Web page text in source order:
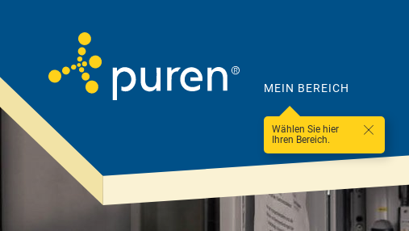
MEIN BEREICH
Wählen Sie hier
Ihren Bereich.
Darum
puren
Produkte
&